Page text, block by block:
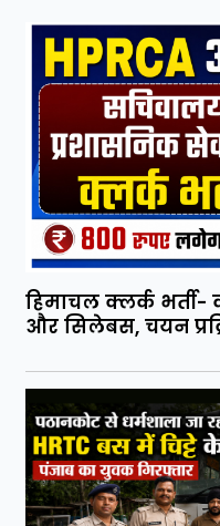
हिमाचल क्लर्क भर्ती-
और सिलेबस, चयन